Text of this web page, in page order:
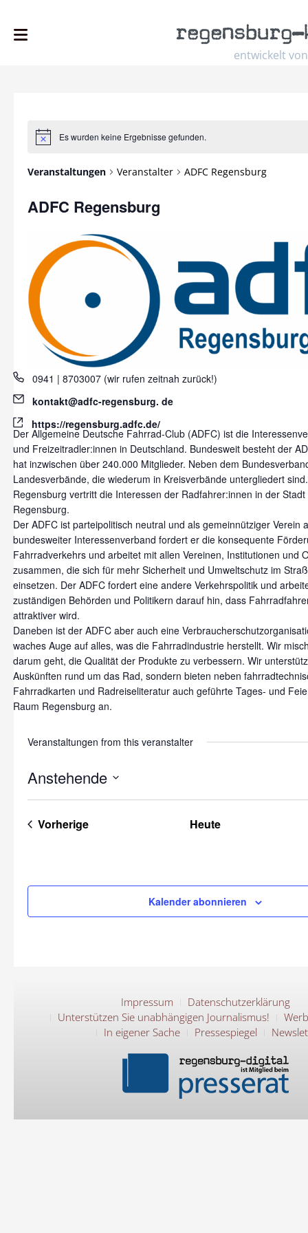
entwickelt von
regensburg–
HinweisEs wurden keine Ergebnisse gefunden.
Veranstaltungen Veranstalter ADFC Regensburg
ADFC Regensburg
Phone
0941 | 8703007 (wir rufen zeitnah zurück!)
Email
kontakt@adfc-regensburg. de
Website
https://regensburg.adfc.de/
Der Allgemeine Deutsche Fahrrad-Club (ADFC) ist die
und Freizeitradler:innen in Deutschland. Bundesweit besteht der
hat inzwischen über 240.000 Mitglieder. Neben dem
Landesverbände, die wiederum in Kreisverbände untergliedert
Regensburg vertritt die Interessen der Radfahrer:innen in der
Regensburg.
Der ADFC ist parteipolitisch neutral und als gemeinnütziger Verein
bundesweiter Interessenverband fordert er die konsequente
Fahrradverkehrs und arbeitet mit allen Vereinen, Institutionen und
zusammen, die sich für mehr Sicherheit und Umweltschutz im
einsetzen. Der ADFC fordert eine andere Verkehrspolitik und
zuständigen Behörden und Politikern darauf hin, dass
attraktiver wird.
Daneben ist der ADFC aber auch eine
waches Auge auf alles, was die Fahrradindustrie herstellt. Wir
darum geht, die Qualität der Produkte zu verbessern. Wir
Auskünften rund um das Rad, sondern bieten neben
Fahrradkarten und Radreiseliteratur auch geführte Tages- und
Raum Regensburg an.
Veranstaltungen from this veranstalter
Anstehende
Datum
VorherigeVeranstaltungen Heute
Kalender abonnieren
Impressum
Datenschutzerklärung
Unterstützen Sie unabhängigen Journalismus!
In eigener Sache
Pressespiegel